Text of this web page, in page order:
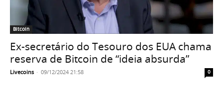
Bitcoin
Ex-secretário do Tesouro dos EUA chama
reserva de Bitcoin de “ideia absurda”
Livecoins - 09/12/2024 21:58 0